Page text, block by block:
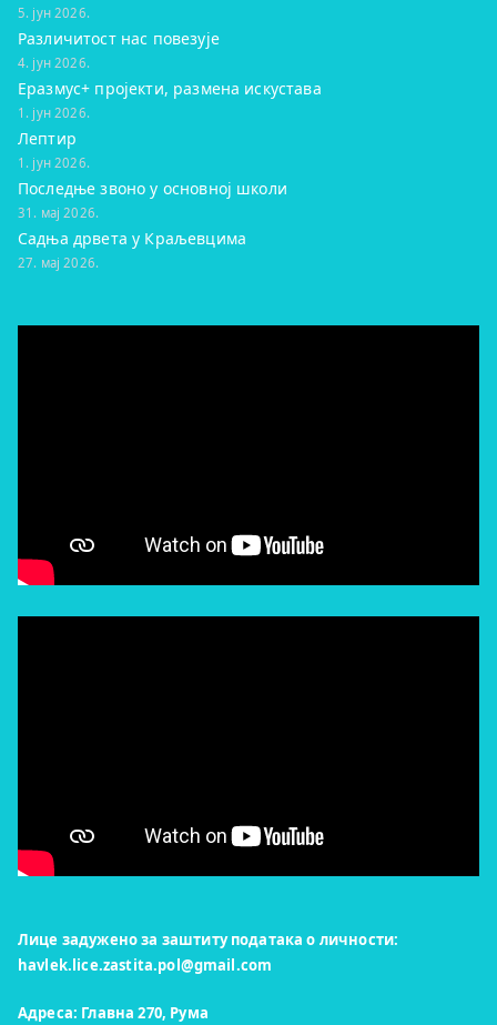
5. јун 2026.
Различитост нас повезује
4. јун 2026.
Еразмус+ пројекти, размена искустава
1. јун 2026.
Лептир
1. јун 2026.
Последње звоно у основној школи
31. мај 2026.
Садња дрвета у Краљевцима
27. мај 2026.
Лице задужено за заштиту података о личности:
havlek.lice.zastita.pol@gmail.com
Адреса: Главна 270, Рума